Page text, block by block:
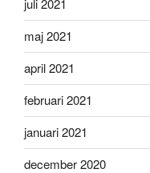
juli 2021
maj 2021
april 2021
februari 2021
januari 2021
december 2020